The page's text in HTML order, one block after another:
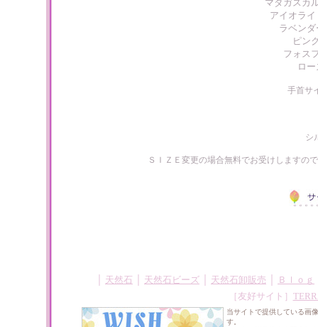
マダガスカ
アイオラ
ラベン
ピン
フォス
ロ
手首サ
シ
ＳＩＺＥ変更の場合無料でお受けします
天然石 天然石ビーズ 天然石卸販売 Ｂｌｏｇ
［友好サイト］
当サイトで提供している画
す。